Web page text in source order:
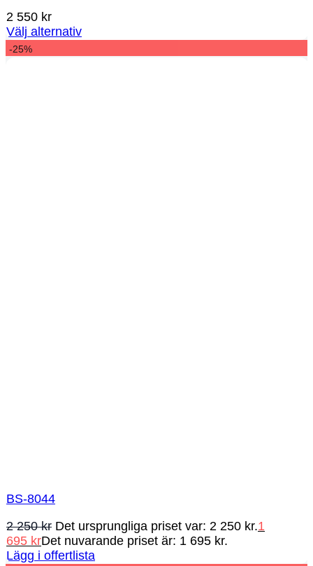
2 550 kr
Välj alternativ
-25%
BS-8044
2 250kr Det ursprungliga priset var: 2 250 kr.1
695 krDet nuvarande priset är: 1 695 kr.
Lägg i offertlista